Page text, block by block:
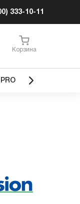
333-10-11
Корзина
PRO